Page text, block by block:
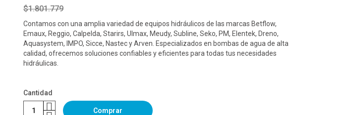
$1.801.779
Contamos con una amplia variedad de equipos hidráulicos de las marcas Betflow,
Emaux, Reggio, Calpelda, Starirs, Ulmax, Meudy, Subline, Seko, PM, Elentek, Dreno,
Aquasystem, IMPO, Sicce, Nastec y Arven. Especializados en bombas de agua de alta
calidad, ofrecemos soluciones confiables y eficientes para todas tus necesidades
hidráulicas.
Cantidad
Comprar